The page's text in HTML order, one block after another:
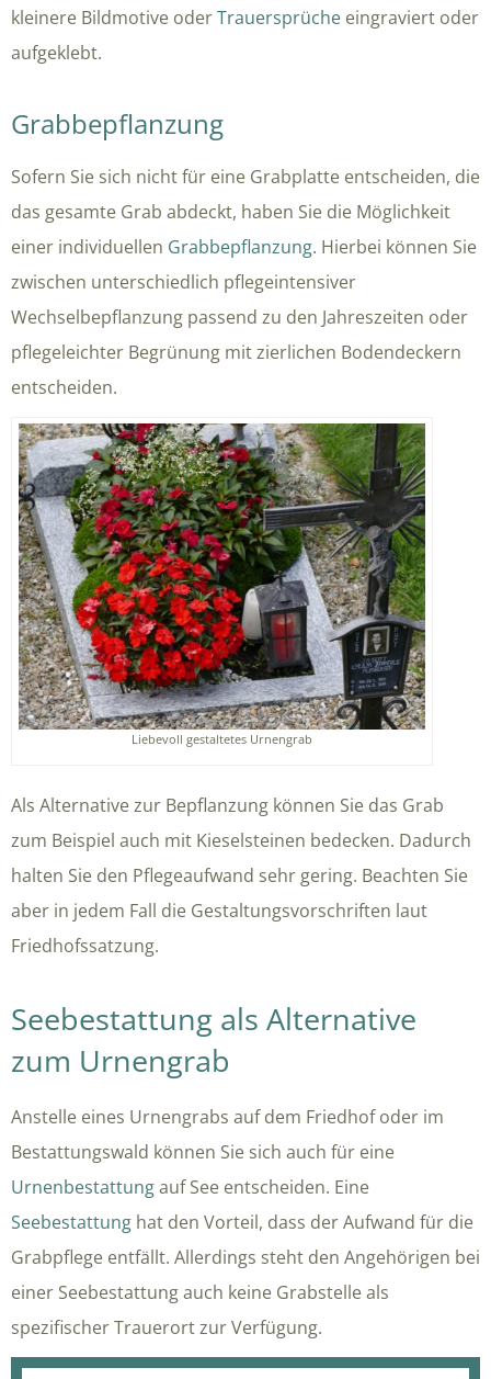
kleinere Bildmotive oderTrauersprüche eingraviert oder
aufgeklebt.
Grabbepflanzung
Sofern Sie sich nicht für eine Grabplatte entscheiden, die
das gesamte Grab abdeckt, haben Sie die Möglichkeit
einer individuellen Grabbepflanzung. Hierbei können Sie
zwischen unterschiedlich pflegeintensiver
Wechselbepflanzung passend zu den Jahreszeiten oder
pflegeleichter Begrünung mit zierlichen Bodendeckern
entscheiden.
Liebevoll gestaltetes Urnengrab
Als Alternative zur Bepflanzung können Sie das Grab
zum Beispiel auch mit Kieselsteinen bedecken. Dadurch
halten Sie den Pflegeaufwand sehr gering. Beachten Sie
aber in jedem Fall die Gestaltungsvorschriften laut
Friedhofssatzung.
Seebestattung als Alternative
zum Urnengrab
Anstelle eines Urnengrabs auf dem Friedhof oder im
Bestattungswald können Sie sich auch für eine
Urnenbestattungauf See entscheiden. Eine
Seebestattung hat den Vorteil, dass der Aufwand für die
Grabpflege entfällt. Allerdings steht den Angehörigen bei
einer Seebestattung auch keine Grabstelle als
spezifischer Trauerort zur Verfügung.